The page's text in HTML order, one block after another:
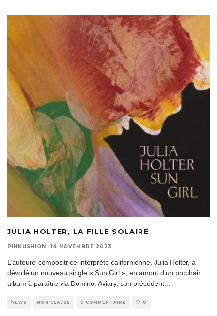
JULIA HOLTER, LA FILLE SOLAIRE
PINKUSHION · 14 NOVEMBRE 2023
L’auteure-compositrice-interprète californienne, Julia Holter, a
dévoilé un nouveau single « Sun Girl », en amont d’un prochain
album à paraître via Domino. Aviary, son précédent
NEWS NON CLASSÉ 0 COMMENTAIRE 0